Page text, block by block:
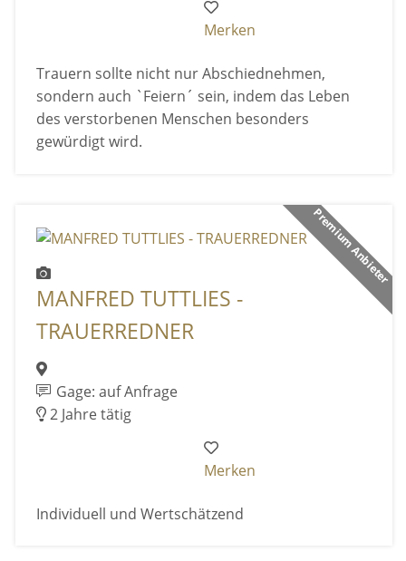
Merken
Trauern sollte nicht nur Abschiednehmen,
sondern auch `Feiern´ sein, indem das Leben
des verstorbenen Menschen besonders
gewürdigt wird.
Premium Anbieter
MANFRED TUTTLIES -
TRAUERREDNER
Gage: auf Anfrage
2 Jahre tätig
Merken
Individuell und Wertschätzend